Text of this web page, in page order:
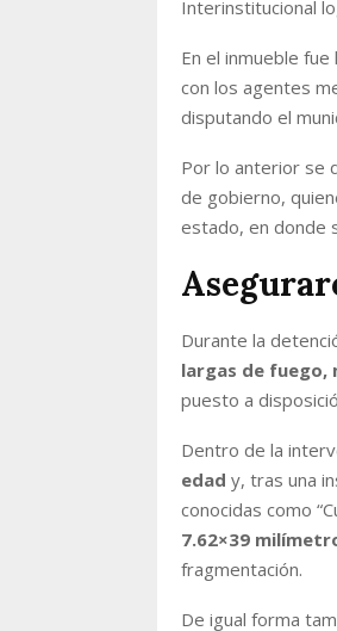
Interinstitucional
En el inmueble
con los agentes
disputando el
Por lo anterior se
de gobierno,
estado, en donde
Durante la
largas de fuego,
puesto a
Dentro de la
edad y, tras una
conocidas como
7.62×39
fragmentación.
De igual forma